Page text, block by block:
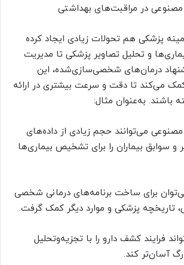
پزشکی هم تحولات زیادی ایجاد کرده
و تحلیل تصاویر پزشکی تا مدیریت
درمان‌های شخصی‌سازی‌شده، این
می‌کند تا دقت و سرعت بیشتری در ارائه
باشند. به‌عنوان مثال:
می‌توانند حجم زیادی از داده‌های
و سوابق بیماران را برای تشخیص بیماری‌ها
برای ساخت برنامه‌های درمانی شخصی
تاریخچه پزشکی و موارد دیگر کمک گرفت.
فرایند کشف دارو را با تجزیه‌و‌تحلیل
آسان‌تر کند.